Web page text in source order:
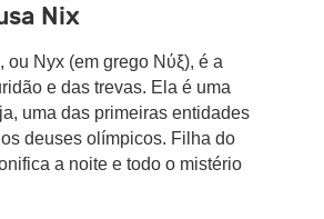
Nix
ou Nyx (em grego Νύξ), é a
e das trevas. Ela é uma
uma das primeiras entidades
deuses olímpicos. Filha do
a noite e todo o mistério